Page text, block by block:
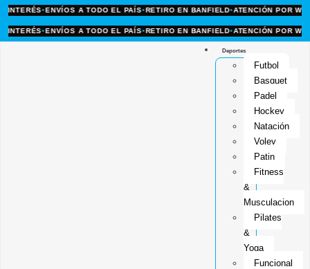
•ENVÍOS A TODO EL PAÍS•RETIRO EN BANFIELD•ATENCIÓN POR
•ENVÍOS A TODO EL PAÍS•RETIRO EN BANFIELD•ATENCIÓN POR
Deportes
Futbol
Basquet
Padel
Hockey
Natación
Voley
Patin
Fitness
&
Musculacion
Pilates
&
Yoga
Funcional